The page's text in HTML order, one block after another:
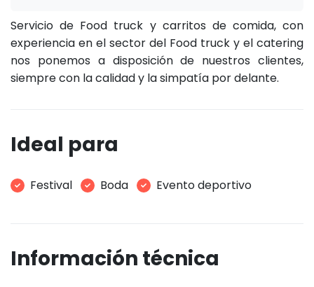
Servicio de Food truck y carritos de comida, con
experiencia en el sector del Food truck y el catering
nos ponemos a disposición de nuestros clientes,
siempre con la calidad y la simpatía por delante.
Ideal para
Festival Boda Evento deportivo
Información técnica